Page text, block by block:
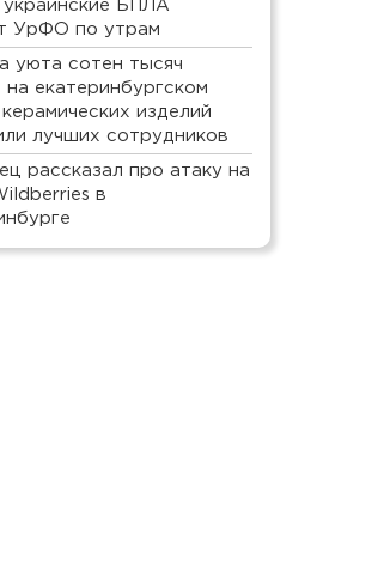
украинские БПЛА
УрФО по утрам
уюта сотен тысяч
на екатеринбургском
изделий
лучших сотрудников
рассказал про атаку на
в